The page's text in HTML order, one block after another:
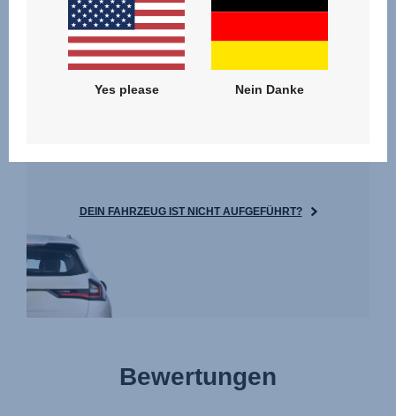
DEIN FAHRZEUG IST NICHT AUFGEFÜHRT?
Bewertungen
Yes please Nein Danke